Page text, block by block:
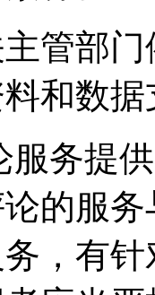
主管部
和数
服务提
的服
，有